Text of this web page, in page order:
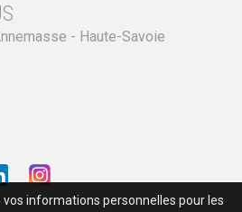
- Haute-Savoie
informations personnelles pour les